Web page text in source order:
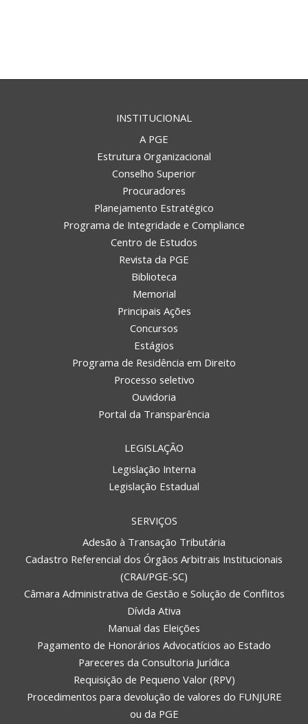
INSTITUCIONAL
A PGE
Estrutura Organizacional
Conselho Superior
Procuradores
Planejamento Estratégico
Programa de Integridade e Compliance
Centro de Estudos
Revista da PGE
Biblioteca
Memorial
Principais Ações
Concursos
Estágios
Programa de Residência em Direito
Processo seletivo
Ouvidoria
Portal da Transparência
LEGISLAÇÃO
Legislação Interna
Legislação Estadual
SERVIÇOS
Adesão à Transação Tributária
Cadastro Referencial dos Órgãos Arbitrais Institucionais
(CRAI/PGE-SC)
Câmara Administrativa de Gestão e Solução de Conflitos
Dívida Ativa
Manual das Eleições
Pagamento de Honorários Advocatícios ao Estado
Pareceres da Consultoria Jurídica
Requisição de Pequeno Valor (RPV)
Procedimentos para devolução de valores do FUNJURE
ou da PGE